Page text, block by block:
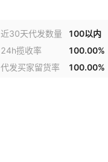
近30天代发数量 100以内
24h揽收率 100.00%
代发买家留货率 100.00%